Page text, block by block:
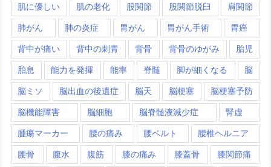
肌に優しい 肌の老化 股関節 股関節脱臼 肩関節
肺がん 肺の炎症 胃がん 胃がん手術 胃癌
背中が痛い 背中の刺青 背骨 背骨のゆがみ 胎児
胎息 能力を発揮 能率 脊髄 脚が細くなる 脳
脳ミソ 脳出血の後遺症 脳天 脳梗塞 脳梗塞予防
脳機能障害 脳細胞 脳脊髄液減少症 腎虚
腫瘍マーカー 腰の痛み 腰ベルト 腰椎ヘルニア
腰骨 腹水 腹筋 膝の痛み 膝蓋骨 膝関節痛